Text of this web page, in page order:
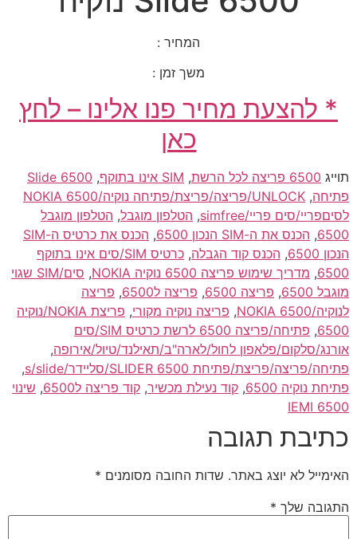
המחיר :
משך זמן :
* להצעת מחיר פנו אלינו – לחץ
כאן
תוייג 6500 פריצה לכל הרשת , SIM אינו בתוקף ,
Slide 6500
פתיחה,
UNLOCK/פריצה/פריצת/פתיחה נוקיה/NOKIA 6500
לסיםפריי/סים פריי/simfree
, הטלפון מוגבל, הטלפון מוגבל
6500
, הכנס את ה-SIM הנכון 6500 ,
הכנס את כרטיס ה-SIM
הנכון 6500
, הכנס קוד הגבלה,
כרטיס SIM/סים אינו בתוקף
6500
, מדריך שימוש פריצה 6500 נוקיה NOKIA ,
סים/SIM שגוי
מוגבל 6500
, פריצה 6500 , פריצה ל6500 , פריצה
לנוקיה/NOKIA 6500
, פריצה נוקיה מקורי,
פריצת NOKIA/נוקיה
6500
,
פתיחה/פריצה 6500 לרשת כרטיס SIM/סים
אורנג/סלקום/פלאפון לחול/לארה"ב/תאילנד/טיול/אירופה,
פתיחה/פריצה/פריצת/פתיחת 6500 SLIDER/סליידר/s/slide
,
פתיחת נוקיה 6500
, קוד נעילת מכשיר, קוד פריצה ל6500 , שינוי
IEMI 6500
כתיבת תגובה
האימייל לא יוצג באתר. שדות החובה מסומנים *
התגובה שלך *